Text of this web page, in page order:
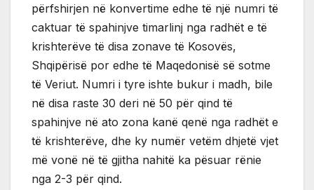
përfshirjen në konvertime edhe të një numri të
caktuar të spahinjve timarlinj nga radhët e të
krishterëve të disa zonave të Kosovës,
Shqipërisë por edhe të Maqedonisë së sotme
të Veriut. Numri i tyre ishte bukur i madh, bile
në disa raste 30 deri në 50 për qind të
spahinjve në ato zona kanë qenë nga radhët e
të krishterëve, dhe ky numër vetëm dhjetë vjet
më vonë në të gjitha nahitë ka pësuar rënie
nga 2-3 për qind.